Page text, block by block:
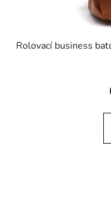
Rolovací business